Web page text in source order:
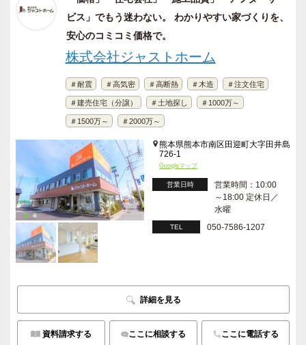
ビス」でもう迷わない。 わかりやすい家づくりを、
安心のコミコミ価格で。
株式会社ジャストホーム
＃耐震 ＃高気密 ＃高断熱 ＃木造 ＃注文住宅
＃建売住宅（分譲） ＃土地探し ＃1000万～
＃1500万～ ＃2000万～
熊本県熊本市南区田迎町大字田井島
726-1
Googleマップ
営業日時
営業時間：10:00
～18:00 定休日／
水曜
TEL 050-7586-1207
詳細を見る
資料請求する ここに相談する ここに電話する